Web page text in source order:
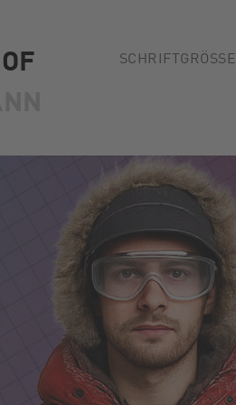
SCHRIFTGRÖSSE